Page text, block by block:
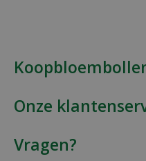
Onze
Vragen?